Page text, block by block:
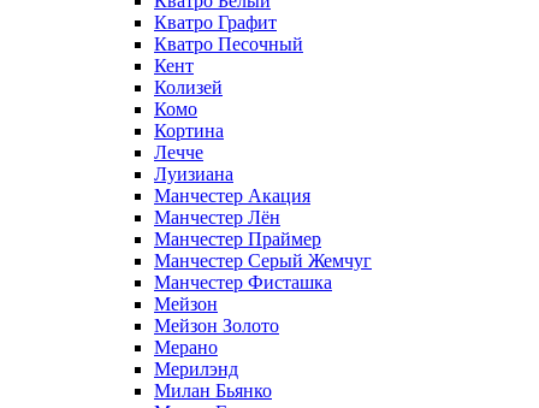
Кватро Графит
Кватро Песочный
Кент
Колизей
Комо
Кортина
Лечче
Луизиана
Манчестер Акация
Манчестер Лён
Манчестер Праймер
Манчестер Серый Жемчуг
Манчестер Фисташка
Мейзон
Мейзон Золото
Мерано
Мерилэнд
Милан Бьянко